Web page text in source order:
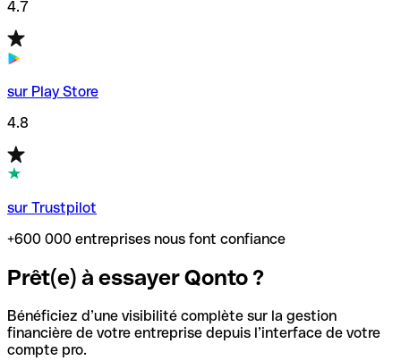
4.7
sur Play Store
4.8
sur Trustpilot
+600 000 entreprises nous font confiance
Prêt(e) à essayer Qonto ?
Bénéficiez d’une visibilité complète sur la gestion
financière de votre entreprise depuis l’interface de votre
compte pro.